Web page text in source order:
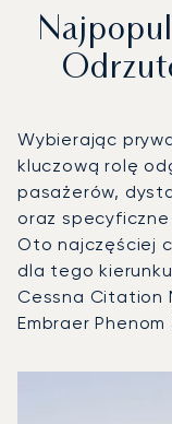
Wybierając
kluczową rolę
pasażerów,
oraz
Oto najczęściej
dla tego
Cessna Citation
Embraer Phenom